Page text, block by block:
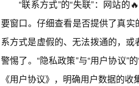
“联系方式”的“失联”：网站的
要窗口。仔细查看是否提供了真
系方式是虚假的、无法拨通的，
警惕了。“隐私政策”与“用户协议”
《用户协议》，明确用户数据的收